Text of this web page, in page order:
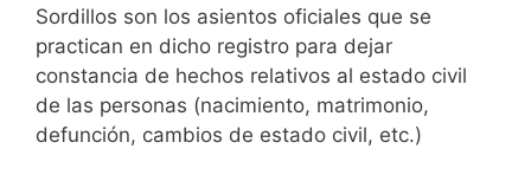
Sordillos son los asientos oficiales que se
practican en dicho registro para dejar
constancia de hechos relativos al estado civil
de las personas (nacimiento, matrimonio,
defunción, cambios de estado civil, etc.)